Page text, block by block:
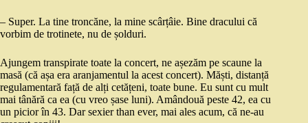
– Super. La tine troncăne, la mine scârțâie. Bine dracului că
vorbim de trotinete, nu de șolduri.
Ajungem transpirate toate la concert, ne așezăm pe scaune la
masă (că așa era aranjamentul la acest concert). Măști, distanță
regulamentară față de alți cetățeni, toate bune. Eu sunt cu mult
mai tânără ca ea (cu vreo șase luni). Amândouă peste 42, ea cu
un picior în 43. Dar sexier than ever, mai ales acum, că ne-au